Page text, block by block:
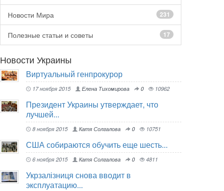
Новости Мира 231
Полезные статьи и советы 17
Новости Украины
Виртуальный генпрокурор
17 ноября 2015 Елена Тихомирова 0 10962
Президент Украины утверждает, что
лучшей...
8 ноября 2015 Катя Солгалова 0 10751
США собираются обучить еще шесть...
6 ноября 2015 Катя Солгалова 0 4811
Укрзалізниця снова вводит в
эксплуатацию...